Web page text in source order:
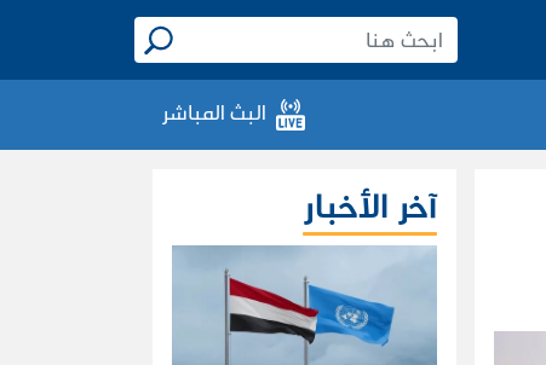
البث المباشر
آخر الأخبار